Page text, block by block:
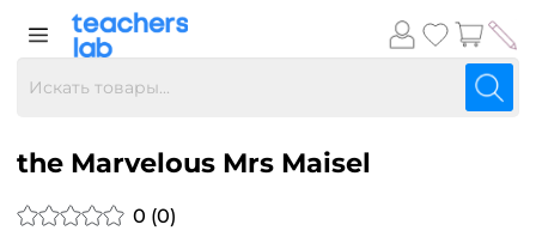
the Marvelous Mrs Maisel
0 (0)